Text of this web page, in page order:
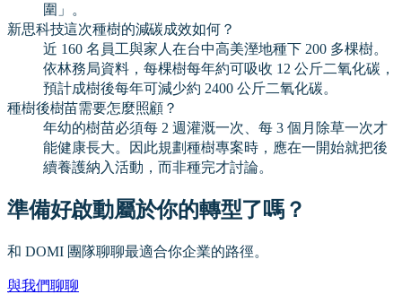
圍」。
新思科技這次種樹的減碳成效如何？
近 160 名員工與家人在台中高美溼地種下 200 多棵樹。
依林務局資料，每棵樹每年約可吸收 12 公斤二氧化碳，
預計成樹後每年可減少約 2400 公斤二氧化碳。
種樹後樹苗需要怎麼照顧？
年幼的樹苗必須每 2 週灌溉一次、每 3 個月除草一次才
能健康長大。因此規劃種樹專案時，應在一開始就把後
續養護納入活動，而非種完才討論。
準備好啟動屬於你的轉型了嗎？
和 DOMI 團隊聊聊最適合你企業的路徑。
與我們聊聊